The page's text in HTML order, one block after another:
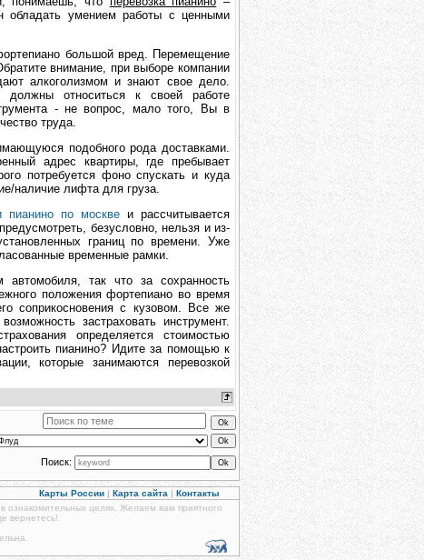
обладать умением работы с ценными
большой вред. Перемещение
внимание, при выборе компании
алкоголизмом и знают свое дело.
относиться к своей работе
- не вопрос, мало того, Вы в
труда.
подобного рода доставками.
адрес квартиры, где пребывает
потребуется фоно спускать и куда
наличие лифта для груза.
пианино по москве и рассчитывается
безусловно, нельзя и из-
границ по времени. Уже
временные рамки.
так что за сохранность
положения фортепиано во время
соприкосновения с кузовом. Все же
застраховать инструмент.
определяется стоимостью
пианино? Идите за помощью к
которые занимаются перевозкой
Поиск:
Карты России | Карта сайта | Контакты
ознакомительных целях. Желаем вам приятного
вернетесь!